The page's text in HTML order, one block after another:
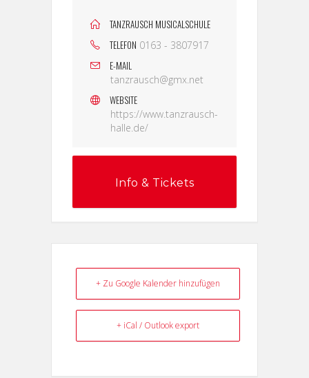
TANZRAUSCH MUSICALSCHULE
TELEFON 0163 - 3807917
E-MAIL
tanzrausch@gmx.net
WEBSITE
https://www.tanzrausch-
halle.de/
Info & Tickets
+ Zu Google Kalender hinzufügen
+ iCal / Outlook export